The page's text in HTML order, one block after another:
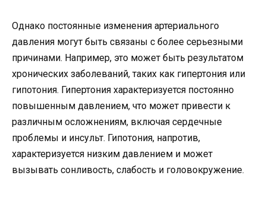
Однако постоянные изменения артериального
давления могут быть связаны с более серьезными
причинами. Например, это может быть результатом
хронических заболеваний, таких как гипертония или
гипотония. Гипертония характеризуется постоянно
повышенным давлением, что может привести к
различным осложнениям, включая сердечные
проблемы и инсульт. Гипотония, напротив,
характеризуется низким давлением и может
вызывать сонливость, слабость и головокружение.